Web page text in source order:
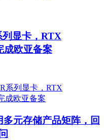
显卡，RTX
成欧亚备案
元存储产品矩阵，回